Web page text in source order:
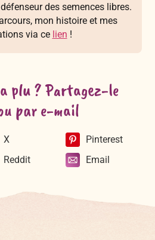
des semences libres.
mon histoire et mes
via ce lien !
plu ? Partagez-le
par e-mail
X
Pinterest
Reddit Email